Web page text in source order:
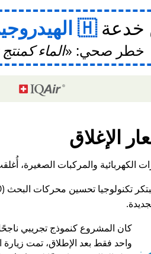
خدعة
خطر صحي: الماء
الإغلاق
والمركبات الصغيرة، أُغلقت
كان المشروع كنموذج تجريبي
واحد فقط بعد الإطلاق، تمت